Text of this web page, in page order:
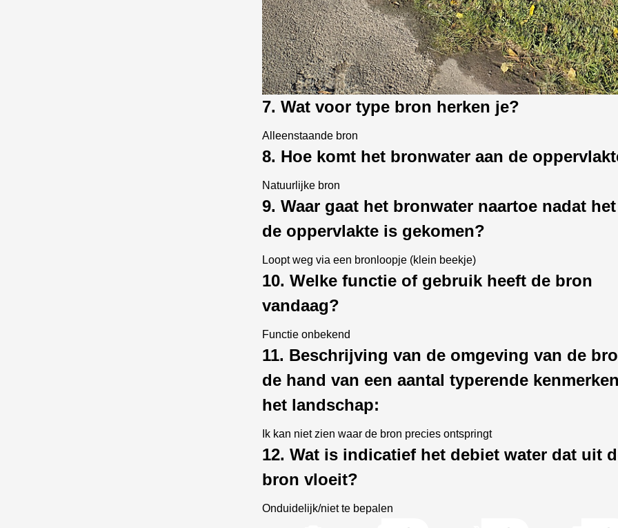
7. Wat voor type bron herken je?
Alleenstaande bron
8. Hoe komt het bronwater aan de
Natuurlijke bron
9. Waar gaat het bronwater naartoe nadat
de oppervlakte is gekomen?
Loopt weg via een bronloopje (klein beekje)
10. Welke functie of gebruik heeft de bron
vandaag?
Functie onbekend
11. Beschrijving van de omgeving van de
de hand van een aantal typerende
het landschap:
Ik kan niet zien waar de bron precies ontspringt
12. Wat is indicatief het debiet water dat uit
bron vloeit?
Onduidelijk/niet te bepalen